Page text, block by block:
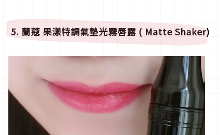
5. 蘭蔻 果漾特調氣墊光霧唇露 ( Matte Shaker)